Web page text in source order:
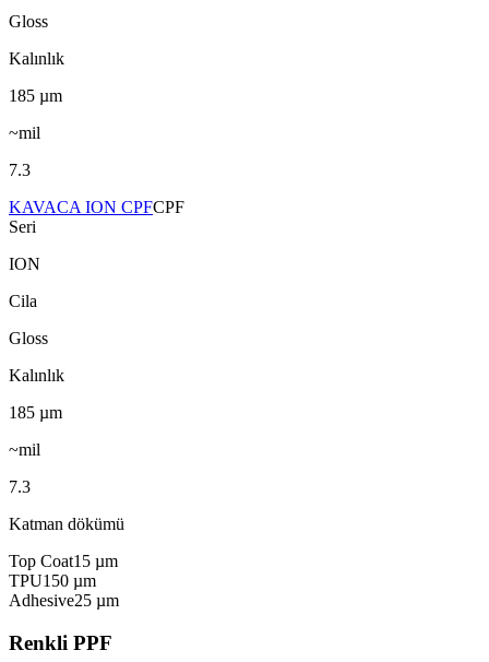
Gloss
Kalınlık
185 µm
~mil
7.3
KAVACA ION CPFCPF
Seri
ION
Cila
Gloss
Kalınlık
185 µm
~mil
7.3
Katman dökümü
Top Coat15 µm
TPU150 µm
Adhesive25 µm
Renkli PPF